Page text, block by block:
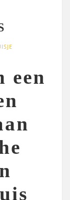
een